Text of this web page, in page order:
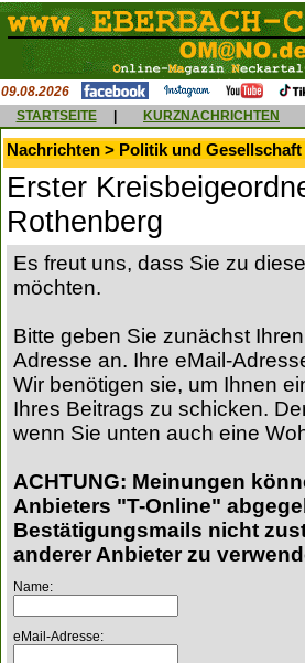
09.08.2026
STARTSEITE
KURZNACHRICHTEN
Nachrichten > Politik und Gesellschaft
Erster
Rothenberg
Es freut uns, dass Sie zu
möchten.
Bitte geben Sie zunächst
Adresse an. Ihre eMail-
Wir benötigen sie, um Ihnen
Ihres Beitrags zu schicken.
wenn Sie unten auch eine
ACHTUNG: Meinungen
Anbieters "T-Online"
Bestätigungsmails nicht
anderer Anbieter zu
Name:
eMail-Adresse: